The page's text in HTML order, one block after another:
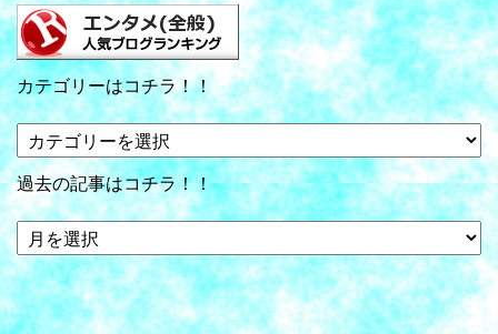
カテゴリーはコチラ！！
カ
テ
ゴ
リ
ー
は
コ
チ
ラ！！
過去の記事はコチラ！！
過
去
の
記
事